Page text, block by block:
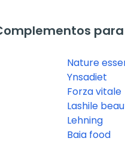
Nature
Ynsadiet
Forza vitale
Lashile
Lehning
Baia food